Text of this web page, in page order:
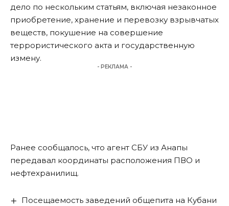
дело по нескольким статьям, включая незаконное
приобретение, хранение и перевозку взрывчатых
веществ, покушение на совершение
террористического акта и государственную
измену.
- РЕКЛАМА -
Ранее сообщалось, что агент СБУ из Анапы
передавал координаты расположения ПВО и
нефтехранилищ.
Посещаемость заведений общепита на Кубани